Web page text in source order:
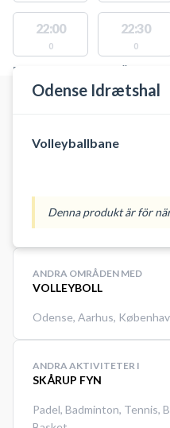
22:00
0
22:30
0
PLATSER MED
Odense Idrætshal
Volleyballbane
Denna produkt är för
ANDRA OMRÅDEN MED
VOLLEYBOLL
Odense, Aarhus,
ANDRA AKTIVITETER I
SKÅRUP FYN
Padel, Badminton, Tennis,